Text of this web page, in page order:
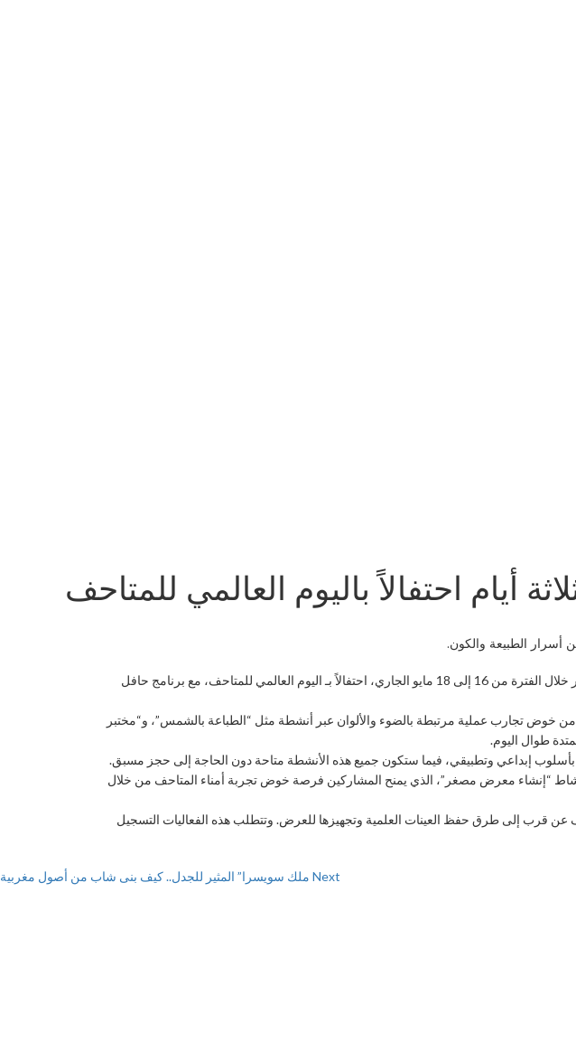
أيام احتفالاً باليوم العالمي للمتاحف
أسرار الطبيعة والكون.
في مبادرة ثقافية وتعليمية مميزة، أعلن متحف التاريخ الطبيعي أبوظبي عن إتاحة الدخول المجاني لجميع الزوار خلال الفترة من 16 إلى 18 مايو الجاري، احتفالاً بـ اليوم العالمي للمتاحف، مع برنامج حافل
الزوار من خوض تجارب عملية مرتبطة بالضوء والألوان عبر أنشطة مثل “الطباعة بالشمس”، و“مختبر
طوال اليوم.
بأسلوب إبداعي وتطبيقي، فيما ستكون جميع هذه الأنشطة متاحة دون الحاجة إلى حجز مسبق.
نشاط “إنشاء معرض مصغر”، الذي يمنح المشاركين فرصة خوض تجربة أمناء المتاحف من خلال
قرب إلى طرق حفظ العينات العلمية وتجهيزها للعرض. وتتطلب هذه الفعاليات التسجيل
Next ملك سويسرا” المثير للجدل.. كيف بنى شاب من أصول مغربية